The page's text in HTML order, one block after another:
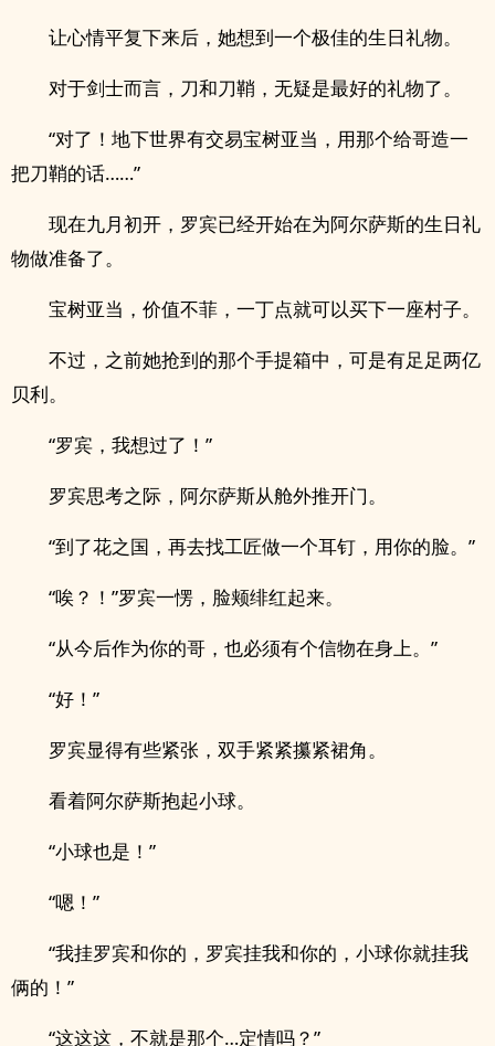
让心情平复下来后，她想到一个极佳的生日礼物。
对于剑士而言，刀和刀鞘，无疑是最好的礼物了。
“对了！地下世界有交易宝树亚当，用那个给哥造一
把刀鞘的话……”
现在九月初开，罗宾已经开始在为阿尔萨斯的生日礼
物做准备了。
宝树亚当，价值不菲，一丁点就可以买下一座村子。
不过，之前她抢到的那个手提箱中，可是有足足两亿
贝利。
“罗宾，我想过了！”
罗宾思考之际，阿尔萨斯从舱外推开门。
“到了花之国，再去找工匠做一个耳钉，用你的脸。”
“唉？！”罗宾一愣，脸颊绯红起来。
“从今后作为你的哥，也必须有个信物在身上。”
“好！”
罗宾显得有些紧张，双手紧紧攥紧裙角。
看着阿尔萨斯抱起小球。
“小球也是！”
“嗯！”
“我挂罗宾和你的，罗宾挂我和你的，小球你就挂我
俩的！”
“这这这，不就是那个…定情吗？”